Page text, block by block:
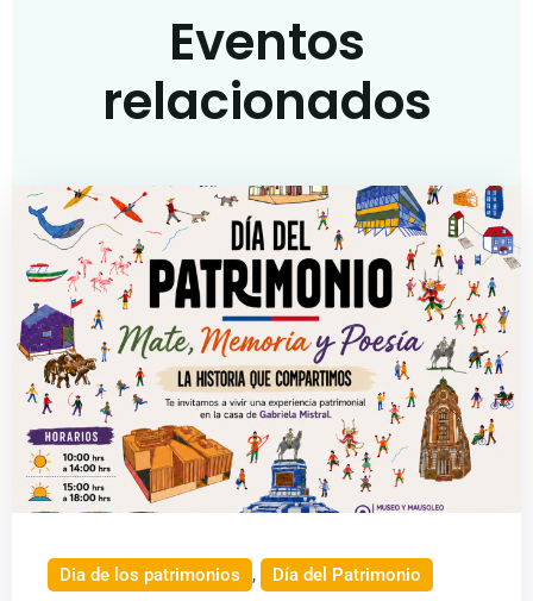
Eventos
relacionados
Dia de los patrimonios , Día del Patrimonio